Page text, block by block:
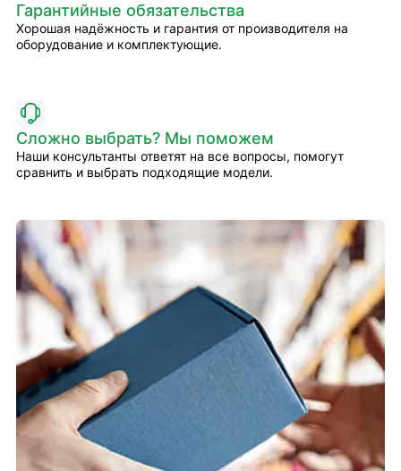
Гарантийные обязательства
Хорошая надёжность и гарантия от производителя на
оборудование и комплектующие.
Сложно выбрать? Мы поможем
Наши консультанты ответят на все вопросы, помогут
сравнить и выбрать подходящие модели.